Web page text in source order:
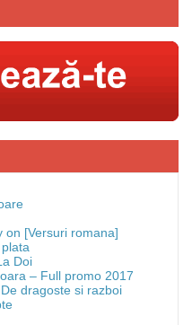
on [Versuri romana]
Doi
– Full promo 2017
dragoste si razboi